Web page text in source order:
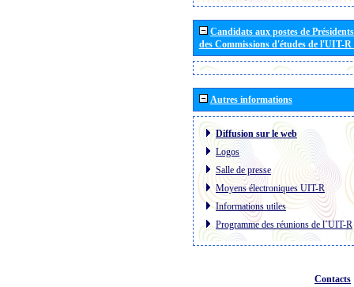
Candidats aux postes de
des Commissions d'études de l'UIT-
Autres informations
Diffusion sur le web
Logos
Salle de presse
Moyens électroniques UIT-R
Informations utiles
Programme des réunions de l´UIT-R
Contacts